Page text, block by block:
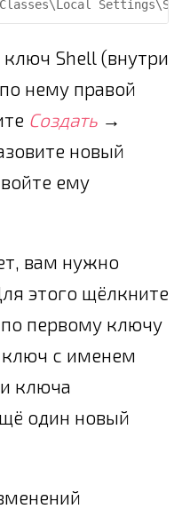
ключ Shell (внутри
нему правой
Создать →
новый
ему
вам нужно
этого щёлкните
первому ключу
ключ с именем
ключа
один новый